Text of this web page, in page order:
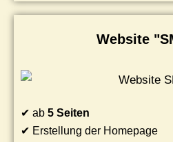
Website
✔ ab 5 Seiten
✔ Erstellung der Homepage